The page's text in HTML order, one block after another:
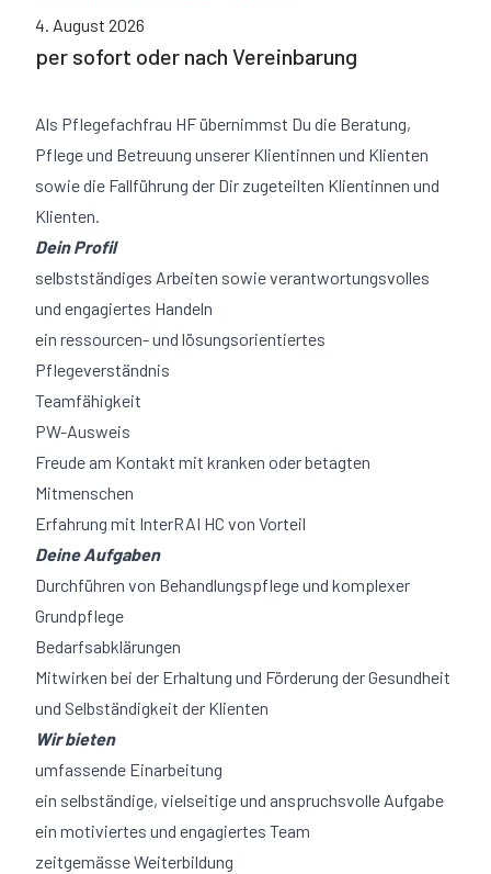
4. August 2026
per sofort oder nach Vereinbarung
Als Pflegefachfrau HF übernimmst Du die Beratung,
Pflege und Betreuung unserer Klientinnen und Klienten
sowie die Fallführung der Dir zugeteilten Klientinnen und
Klienten.
Dein Profil
selbstständiges Arbeiten sowie verantwortungsvolles
und engagiertes Handeln
ein ressourcen- und lösungsorientiertes
Pflegeverständnis
Teamfähigkeit
PW-Ausweis
Freude am Kontakt mit kranken oder betagten
Mitmenschen
Erfahrung mit InterRAI HC von Vorteil
Deine Aufgaben
Durchführen von Behandlungspflege und komplexer
Grundpflege
Bedarfsabklärungen
Mitwirken bei der Erhaltung und Förderung der Gesundheit
und Selbständigkeit der Klienten
Wir bieten
umfassende Einarbeitung
ein selbständige, vielseitige und anspruchsvolle Aufgabe
ein motiviertes und engagiertes Team
zeitgemässe Weiterbildung